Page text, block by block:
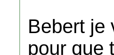
Bebert je
pour que